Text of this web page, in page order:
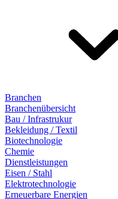
Branchen
Branchenübersicht
Bau / Infrastrukur
Bekleidung / Textil
Biotechnologie
Chemie
Dienstleistungen
Eisen / Stahl
Elektrotechnologie
Erneuerbare Energien